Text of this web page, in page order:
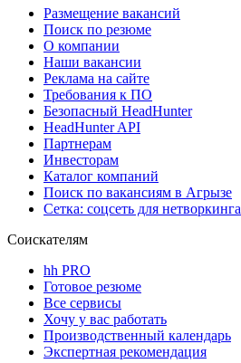
Размещение вакансий
Поиск по резюме
О компании
Наши вакансии
Реклама на сайте
Требования к ПО
Безопасный HeadHunter
HeadHunter API
Партнерам
Инвесторам
Каталог компаний
Поиск по вакансиям в Агрызе
Сетка: соцсеть для нетворкинга
Соискателям
hh PRO
Готовое резюме
Все сервисы
Хочу у вас работать
Производственный календарь
Экспертная рекомендация